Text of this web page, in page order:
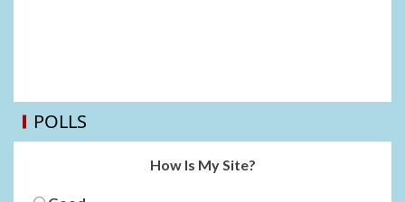
POLLS
How Is My Site?